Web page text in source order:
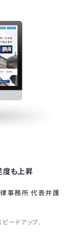
度も上昇
律事務所 代表弁護
ードアップ